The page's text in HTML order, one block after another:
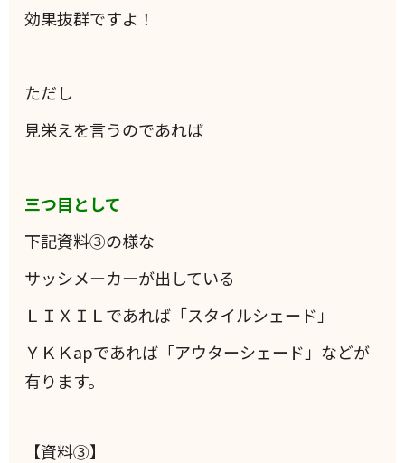
効果抜群ですよ！
ただし
見栄えを言うのであれば
三つ目として
下記資料③の様な
サッシメーカーが出している
ＬＩＸＩＬであれば「スタイルシェード」
ＹＫＫapであれば「アウターシェード」などが
有ります。
【資料③】